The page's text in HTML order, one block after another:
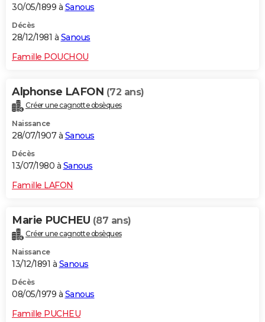
30/05/1899 à Sanous
Décès
28/12/1981 à Sanous
Famille POUCHOU
Alphonse LAFON (72 ans)
Créer une cagnotte obsèques
Naissance
28/07/1907 à Sanous
Décès
13/07/1980 à Sanous
Famille LAFON
Marie PUCHEU (87 ans)
Créer une cagnotte obsèques
Naissance
13/12/1891 à Sanous
Décès
08/05/1979 à Sanous
Famille PUCHEU